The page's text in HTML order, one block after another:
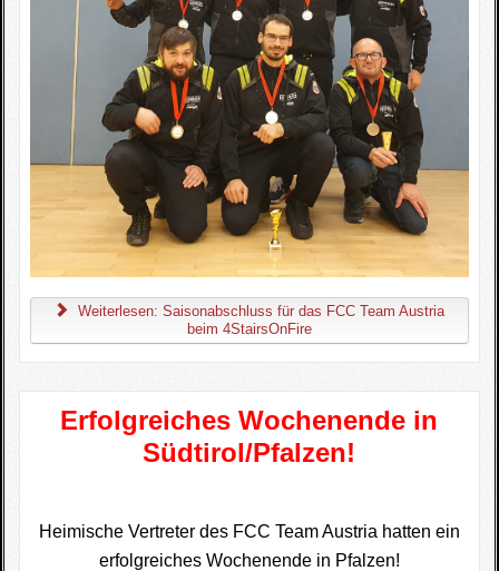
Weiterlesen: Saisonabschluss für das FCC Team Austria
beim 4StairsOnFire
Erfolgreiches Wochenende in
Südtirol/Pfalzen!
Heimische Vertreter des FCC Team Austria hatten ein
erfolgreiches Wochenende in Pfalzen!